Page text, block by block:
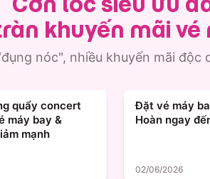
khuyến mãi vé
nóc", nhiều khuyến mãi độc
quẩy concert
máy bay &
mạnh
Đặt vé máy
Hoàn ngay
02/06/2026